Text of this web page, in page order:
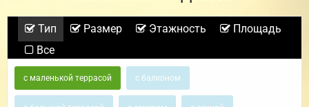
Тип Размер Этажность
Площадь
Все
с маленькой террасой с балконом